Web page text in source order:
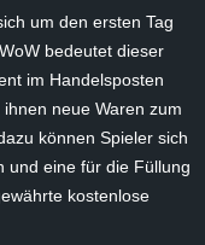
um den ersten Tag
bedeutet dieser
im Handelsposten
neue Waren zum
können Spieler sich
und eine für die Füllung
kostenlose